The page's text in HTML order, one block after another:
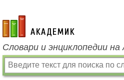
academic.ru
Словари и энциклопедии на